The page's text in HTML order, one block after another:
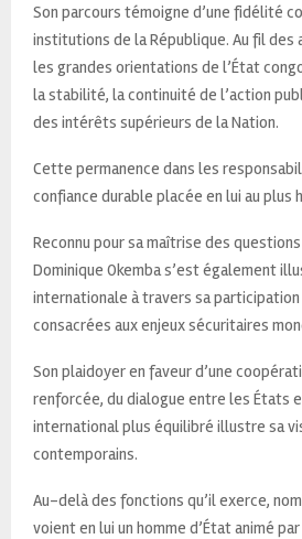
Son parcours témoigne d’une fidélité
institutions de la République. Au fil des
les grandes orientations de l’État
la stabilité, la continuité de l’action
des intérêts supérieurs de la Nation.
Cette permanence dans les
confiance durable placée en lui au plus
Reconnu pour sa maîtrise des
Dominique Okemba s’est également
internationale à travers sa
consacrées aux enjeux sécuritaires
Son plaidoyer en faveur d’une
renforcée, du dialogue entre les États
international plus équilibré illustre sa
contemporains.
Au-delà des fonctions qu’il exerce,
voient en lui un homme d’État animé